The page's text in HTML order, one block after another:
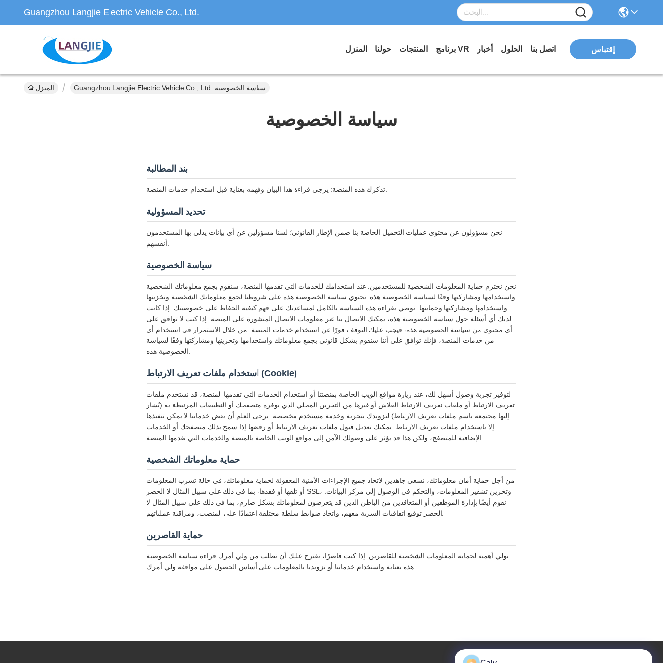
Guangzhou Langjie Electric Vehicle Co., Ltd.
المنزل حولنا المنتجات برنامج VR أخبار الحلول اتصل بنا إقتباس
المنزل Guangzhou Langjie Electric Vehicle Co., Ltd. سياسة الخصوصية
سياسة الخصوصية
بند المطالبة
تحديد المسؤولية
نحن مسؤولون عن محتوى عمليات التحميل الخاصة بنا ضمن الإطار القانوني؛ لسنا مسؤولين عن أي بيانات يدلي بها المستخدمون
سياسة الخصوصية
نحن نحترم حماية المعلومات الشخصية للمستخدمين. عند استخدامك للخدمات التي تقدمها المنصة، سنقوم بجمع معلوماتك الشخصية
واستخدامها ومشاركتها وفقًا لسياسة الخصوصية هذه. تحتوي سياسة الخصوصية هذه على شروطنا لجمع معلوماتك الشخصية وتخزينها
واستخدامها ومشاركتها وحمايتها. نوصي بقراءة هذه السياسة بالكامل لمساعدتك على فهم كيفية الحفاظ على خصوصيتك. إذا كانت
لديك أي أسئلة حول سياسة الخصوصية هذه، يمكنك الاتصال بنا عبر معلومات الاتصال المنشورة على المنصة. إذا كنت لا توافق على
أي محتوى من سياسة الخصوصية هذه، فيجب عليك التوقف فورًا عن استخدام خدمات المنصة. من خلال الاستمرار في استخدام أي
من خدمات المنصة، فإنك توافق على أننا سنقوم بشكل قانوني بجمع معلوماتك واستخدامها وتخزينها ومشاركتها وفقًا لسياسة
استخدام ملفات تعريف الارتباط (Cookie)
لتوفير تجربة وصول أسهل لك، عند زيارة مواقع الويب الخاصة بمنصتنا أو استخدام الخدمات التي تقدمها المنصة، قد نستخدم ملفات
تعريف الارتباط أو ملفات تعريف الارتباط الفلاش أو غيرها من التخزين المحلي الذي يوفره متصفحك أو التطبيقات المرتبطة به (يُشار
إليها مجتمعة باسم ملفات تعريف الارتباط) لتزويدك بتجربة وخدمة مستخدم مخصصة. يرجى العلم أن بعض خدماتنا لا يمكن تنفيذها
إلا باستخدام ملفات تعريف الارتباط. يمكنك تعديل قبول ملفات تعريف الارتباط أو رفضها إذا سمح بذلك متصفحك أو الخدمات
حماية معلوماتك الشخصية
من أجل حماية أمان معلوماتك، نسعى جاهدين لاتخاذ جميع الإجراءات الأمنية المعقولة لحماية معلوماتك، في حالة تسرب المعلومات
أو تلفها أو فقدها، بما في ذلك على سبيل المثال لا الحصر SSL، وتخزين تشفير المعلومات، والتحكم في الوصول إلى مركز البيانات.
نقوم أيضًا بإدارة الموظفين أو المتعاقدين من الباطن الذين قد يتعرضون لمعلوماتك بشكل صارم، بما في ذلك على سبيل المثال لا
حماية القاصرين
نولي أهمية لحماية المعلومات الشخصية للقاصرين. إذا كنت قاصرًا، نقترح عليك أن تطلب من ولي أمرك قراءة سياسة الخصوصية